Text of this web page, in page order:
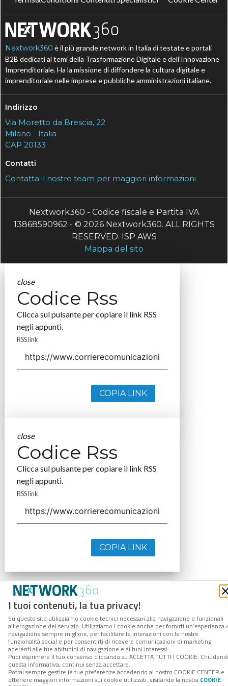
I tuoi contenuti, la tua privacy!
Su questo sito utilizziamo cookie tecnici necessari alla navigazione e funzionali
all’erogazione del servizio. Utilizziamo i cookie anche per fornirti un’esperienza
navigazione sempre migliore, per facilitare le interazioni con le nostre
funzionalità social e per consentirti di ricevere comunicazioni di marketing
aderenti alle tue abitudini di navigazione e ai tuoi interessi.
Puoi esprimere il tuo consenso cliccando su ACCETTA TUTTI I COOKIE.
questa informativa, continui senza accettare.
Potrai sempre gestire le tue preferenze accedendo al nostro COOKIE CENTER e
ottenere maggiori informazioni sui cookie utilizzati, visitando la nostra COOKIE
Nextwork360 è il più grande network in Italia di testate e portali
B2B dedicati ai temi della Trasformazione Digitale e dell’Innovazione
Imprenditoriale. Ha la missione di diffondere la cultura digitale e
imprenditoriale nelle imprese e pubbliche amministrazioni italiane.
Indirizzo
Via Moretto da Brescia, 22
Milano - Italia
CAP 20133
Contatti
Contatta il nostro team per maggiori informazioni
Nextwork360 - Codice fiscale e Partita IVA
13868590962 - © 2026 Nextwork360. ALL RIGHTS
RESERVED. ISP AWS
Mappa del sito
close
Codice Rss
Clicca sul pulsante per copiare il link RSS
negli appunti.
RSS link
COPIA LINK
close
Codice Rss
Clicca sul pulsante per copiare il link RSS
negli appunti.
RSS link
COPIA LINK